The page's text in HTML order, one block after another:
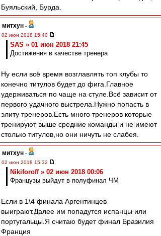
Буяльский, Бурда.
митхун -
02 июн 2018 15:40
SAS » 01 июн 2018 21:45
Достижения в качестве тренера
Ну если всё время возглавлять топ клубы то
конечно титулов будет до фига.Главное
удерживаться по чаще на стуле.Всё зависит от
первого удачного выстрела.Нужно попасть в
элиту тренеров.Есть много тренеров которые
тренируют выше средние команды и не имеют
столько титулов,но они ничуть не слабея.
митхун -
02 июн 2018 15:32
Nikiforoff » 02 июн 2018 00:06
Французы выйдут в полуфинал ЧМ
Если в 1\4 финала Аргентинцев
выиграют.Далее им попадутся испанцы или
португальцы.Я считаю будет финал Бразилия
Франция